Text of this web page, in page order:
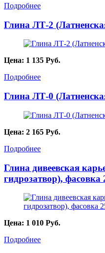
Подробнее
Глина ЛТ-2
Цена: 1 135 Руб.
Подробнее
Глина ЛТ-0
Цена: 2 165 Руб.
Подробнее
Глина дивеевская
гидрозатвор), фасовка
Цена: 1 010 Руб.
Подробнее